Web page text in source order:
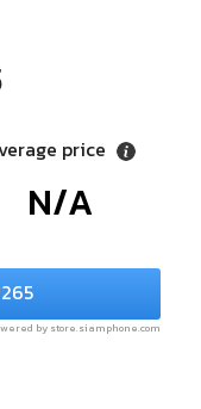
price
N/A
by store.siamphone.com